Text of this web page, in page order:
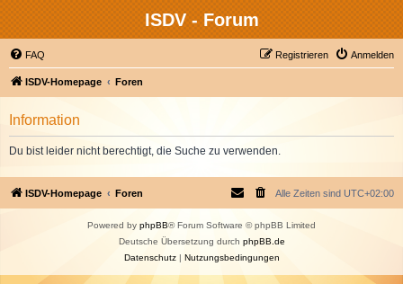
ISDV - Forum
FAQ Anmelden
Registrieren
ISDV-Homepage Foren
Information
Du bist leider nicht berechtigt, die Suche zu verwenden.
ISDV-Homepage Foren Alle Zeiten sind UTC+02:00
Powered by phpBB® Forum Software © phpBB Limited
Deutsche Übersetzung durch phpBB.de
Datenschutz| Nutzungsbedingungen